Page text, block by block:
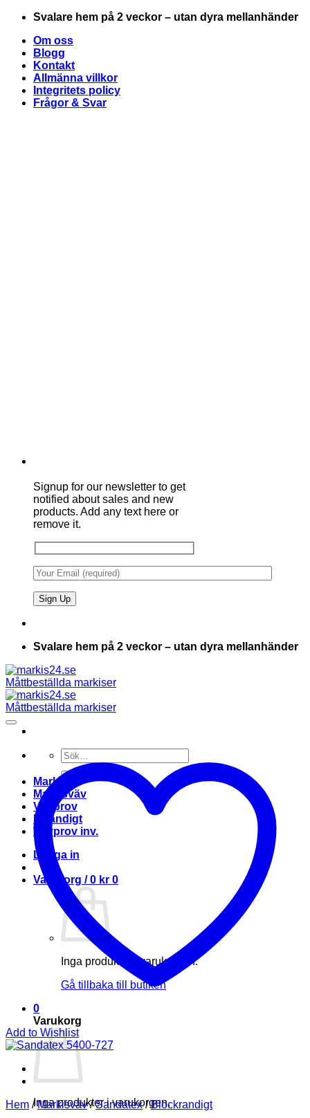
Skip
content
Svalare hem på 2 veckor – utan dyra mellanhänder
Om oss
Blogg
Kontakt
Allmänna villkor
Integritets policy
Frågor & Svar
Signup for our newsletter to get
notified about sales and new
products. Add any text here or
remove it.
Svalare hem på 2 veckor – utan dyra mellanhänder
Sök
efter:
Markis
Markisväv
Vävprov
Invändigt
Vävprov inv.
Logga in
Varukorg /0 kr 0
Inga produkter i varukorgen.
Gå tillbaka till butiken
0
Varukorg
Inga produkter i varukorgen.
Add to Wishlist
Hem / Markisväv / Sandatex / Blockrandigt